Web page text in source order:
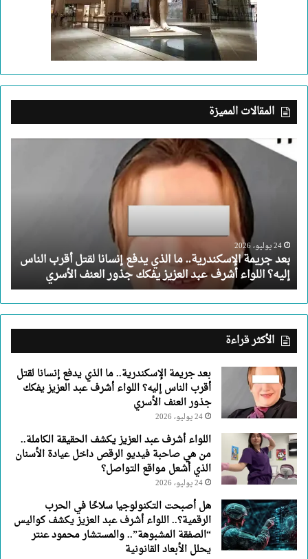
المقالات المميزة
بعد
جريمة
لقتل
أقرب
الناس
إليه؟
اللواء
أشرف
عبد
العزيز
جذور
العنف
الأسري
24 يوليو، 2026
بعد جريمة الإسكندرية.. ما الذي يدفع إنسانا لقتل أقرب الناس
إليه؟ اللواء أشرف عبد العزيز يفكك جذور العنف الأسري
الأكثر قراءة
بعد جريمة الإسكندرية.. ما الذي يدفع إنسانا لقتل
أقرب الناس إليه؟ اللواء أشرف عبد العزيز يفكك
جذور العنف الأسري
24 يوليو، 2026
اللواء أشرف عبد العزيز يكشف الحقيقة الكاملة..
من هي صاحبة فيديو الرقص داخل عيادة الأسنان
الذي أشعل مواقع التواصل؟
24 يوليو، 2026
هل أصبحت التكنولوجيا سلاحًا في الحرب
الرقمية؟.. اللواء أشرف عبد العزيز يكشف كواليس
“الصفقة المشبوهة”.. والمستشار محمود عنتر
يحلل الأبعاد القانونية